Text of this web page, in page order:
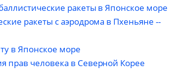
ракеты в Японское море
ракеты с аэродрома в Пхеньяне --
в Японское море
прав человека в Северной Корее